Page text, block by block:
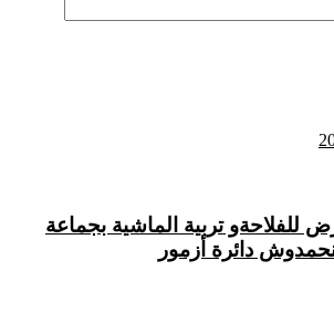
للفلاحةو تربية الماشية بجماعة
دائرة أزمور